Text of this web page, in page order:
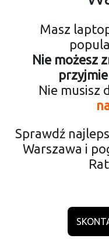
Masz
Nie możesz
Nie musisz
Sprawdź
Warszawa i